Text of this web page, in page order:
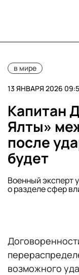
в мире
13 ЯНВАРЯ 2026
Капитан
Ялты»
после
будет
Военный эксперт
о разделе сфер
возможного